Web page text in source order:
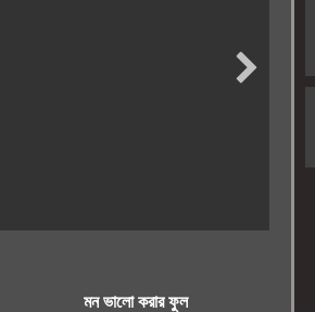
মন ভালো করার ফুল